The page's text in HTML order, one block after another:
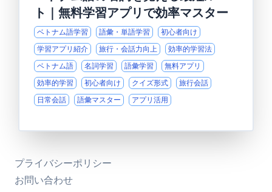
ト｜無料学習アプリで効率マスター
ベトナム語学習 語彙・単語学習
初心者向け
学習アプリ紹介
旅行・会話力向上
効率的学習法
ベトナム語
名詞学習 語彙学習
無料アプリ
効率的学習
初心者向け クイズ形式
旅行会話
日常会話
語彙マスター アプリ活用
プライバシーポリシー
お問い合わせ